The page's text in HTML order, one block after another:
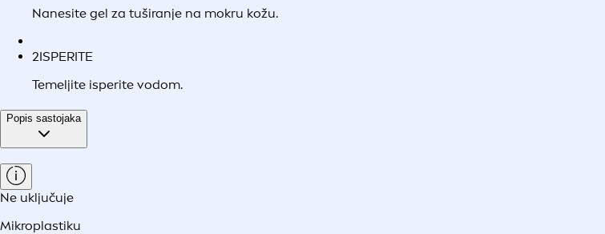
Nanesite gel za tuširanje na mokru kožu.
2ISPERITE
Temeljite isperite vodom.
Popis sastojaka
Ne uključuje
Mikroplastiku